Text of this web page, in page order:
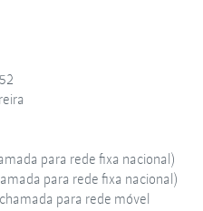
para rede fixa nacional)
para rede fixa nacional)
para rede móvel